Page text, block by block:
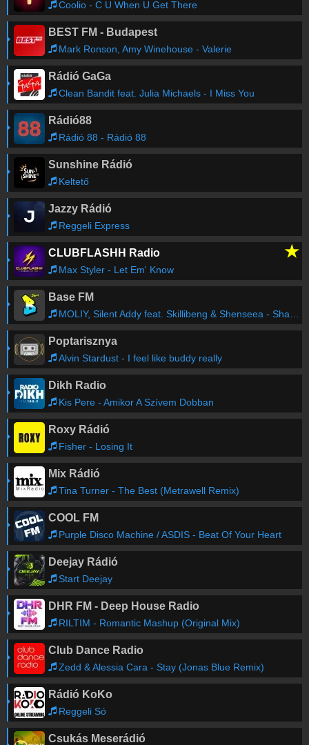
Coolio - C U When U Get There
BEST FM - Budapest
Mark Ronson, Amy Winehouse - Valerie
Rádió GaGa
Clean Bandit feat. Julia Michaels - I Miss You
Rádió88
Rádió 88 - Rádió 88
Sunshine Rádió
Keltető
Jazzy Rádió
Reggeli Express
CLUBFLASHH Radio ★
Max Styler - Let Em' Know
Base FM
MOLIY, Silent Addy feat. Skillibeng & Shenseea - Shake It To The Max (FLY) [Remix]
Poptarisznya
Alvin Stardust - I feel like buddy really
Dikh Radio
Kis Pere - Amikor A Szívem Dobban
Roxy Rádió
Fisher - Losing It
Mix Rádió
Tina Turner - The Best (Metrawell Remix)
COOL FM
Purple Disco Machine / ASDIS - Beat Of Your Heart
Deejay Rádió
Start Deejay
DHR FM - Deep House Radio
RILTIM - Romantic Mashup (Original Mix)
Club Dance Radio
Zedd & Alessia Cara - Stay (Jonas Blue Remix)
Rádió KoKo
Reggeli Só
Csukás Meserádió